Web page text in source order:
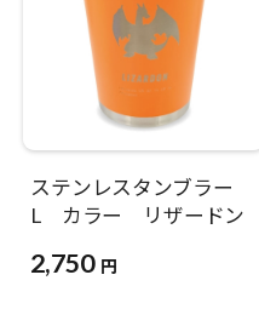
ステンレスタンブラー
L カラー リザードン
2,750 円